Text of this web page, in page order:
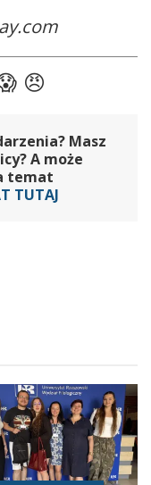
Masz
A może
temat
TUTAJ